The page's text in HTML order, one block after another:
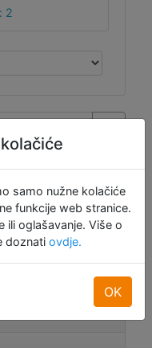
2
samo nužne kolačiće
funkcije web stranice.
ili oglašavanje. Više o
doznati ovdje.
OK